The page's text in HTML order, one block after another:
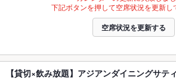
下記ボタンを押して空席状況を更新し
空席状況を更新する
【貸切×飲み放題】アジアンダイニングサ